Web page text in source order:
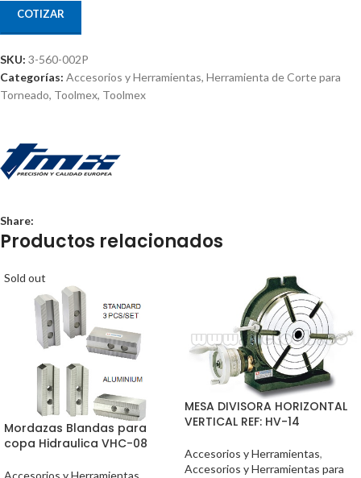
COTIZAR
SKU: 3-560-002P
Categorías: Accesorios y Herramientas, Herramienta de Corte para
Torneado, Toolmex, Toolmex
Share:
Productos relacionados
Sold out
Mordazas Blandas para
copa Hidraulica VHC-08
MESA DIVISORA HORIZONTAL
VERTICAL REF: HV-14
Accesorios y Herramientas,
Accesorios y Herramientas para